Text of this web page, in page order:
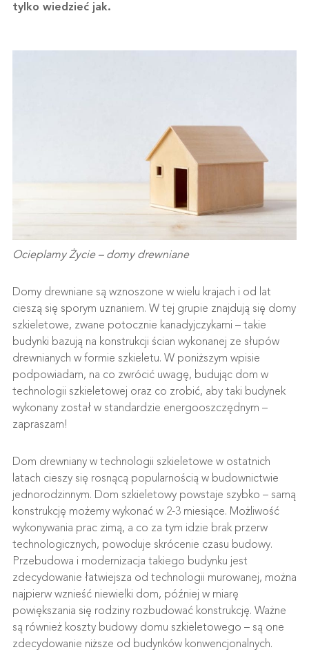
tylko wiedzieć jak.
Ocieplamy Życie – domy drewniane
Domy drewniane są wznoszone w wielu krajach i od lat
cieszą się sporym uznaniem. W tej grupie znajdują się domy
szkieletowe, zwane potocznie kanadyjczykami – takie
budynki bazują na konstrukcji ścian wykonanej ze słupów
drewnianych w formie szkieletu. W poniższym wpisie
podpowiadam, na co zwrócić uwagę, budując dom w
technologii szkieletowej oraz co zrobić, aby taki budynek
wykonany został w standardzie energooszczędnym –
zapraszam!
Dom drewniany w technologii szkieletowe w ostatnich
latach cieszy się rosnącą popularnością w budownictwie
jednorodzinnym. Dom szkieletowy powstaje szybko – samą
konstrukcję możemy wykonać w 2-3 miesiące. Możliwość
wykonywania prac zimą, a co za tym idzie brak przerw
technologicznych, powoduje skrócenie czasu budowy.
Przebudowa i modernizacja takiego budynku jest
zdecydowanie łatwiejsza od technologii murowanej, można
najpierw wznieść niewielki dom, później w miarę
powiększania się rodziny rozbudować konstrukcję. Ważne
są również koszty budowy domu szkieletowego – są one
zdecydowanie niższe od budynków konwencjonalnych.